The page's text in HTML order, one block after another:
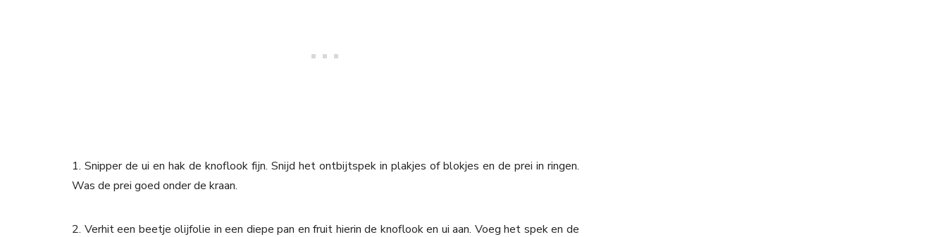
1. Snipper de ui en hak de knoflook fijn. Snijd het ontbijtspek in plakjes of blokjes en de prei in ringen.
Was de prei goed onder de kraan.
2. Verhit een beetje olijfolie in een diepe pan en fruit hierin de knoflook en ui aan. Voeg het spek en de